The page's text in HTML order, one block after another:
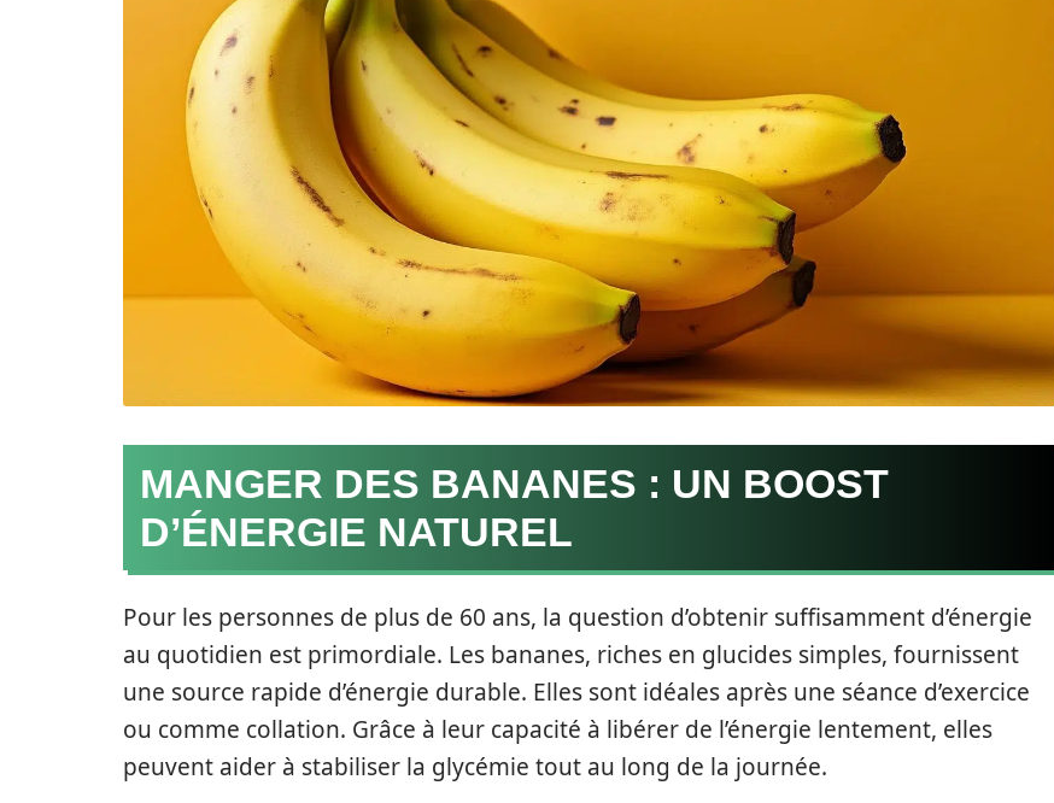
MANGER DES BANANES : UN BOOST
D’ÉNERGIE NATUREL
Pour les personnes de plus de 60 ans, la question d’obtenir suffisamment d’énergie
au quotidien est primordiale. Les bananes, riches en glucides simples, fournissent
une source rapide d’énergie durable. Elles sont idéales après une séance d’exercice
ou comme collation. Grâce à leur capacité à libérer de l’énergie lentement, elles
peuvent aider à stabiliser la glycémie tout au long de la journée.